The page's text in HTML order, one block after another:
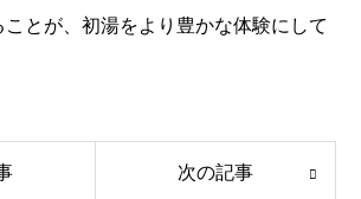
とが、初湯をより豊かな体験にして
次の記事